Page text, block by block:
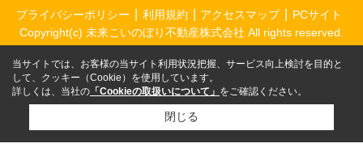
プライバシーポリシー 利用規約 アクセスマップ
PCサイト
Copyright(c) 未来こいのぼり不動産株式会社 All rights reserved.
当サイトでは、お客様の当サイト利用状況把握、サービス向上検討を目的と
して、クッキー（Cookie）を使用しています。
詳しくは、当社の 「Cookieの取扱いについて」 をご確認ください。
閉じる